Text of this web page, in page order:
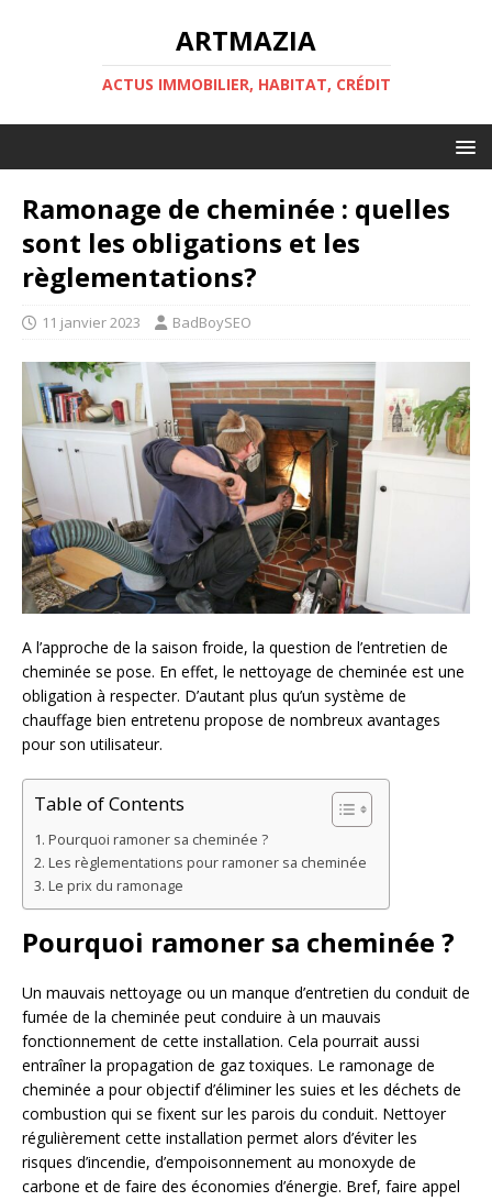
ARTMAZIA
ACTUS IMMOBILIER, HABITAT, CRÉDIT
Ramonage de cheminée : quelles
sont les obligations et les
règlementations?
11 janvier 2023 BadBoySEO
A l’approche de la saison froide, la question de l’entretien de
cheminée se pose. En effet, le nettoyage de cheminée est une
obligation à respecter. D’autant plus qu’un système de
chauffage bien entretenu propose de nombreux avantages
pour son utilisateur.
Table of Contents
Pourquoi ramoner sa cheminée ?
Les règlementations pour ramoner sa cheminée
Le prix du ramonage
Pourquoi ramoner sa cheminée ?
Un mauvais nettoyage ou un manque d’entretien du conduit de
fumée de la cheminée peut conduire à un mauvais
fonctionnement de cette installation. Cela pourrait aussi
entraîner la propagation de gaz toxiques. Le ramonage de
cheminée a pour objectif d’éliminer les suies et les déchets de
combustion qui se fixent sur les parois du conduit. Nettoyer
régulièrement cette installation permet alors d’éviter les
risques d’incendie, d’empoisonnement au monoxyde de
carbone et de faire des économies d’énergie. Bref, faire appel